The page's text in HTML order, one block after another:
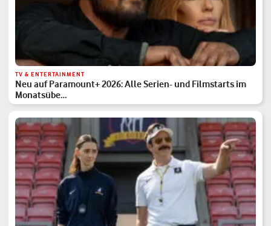
TV & ENTERTAINMENT
Neu auf Paramount+ 2026: Alle Serien- und Filmstarts im
Monatsübe…